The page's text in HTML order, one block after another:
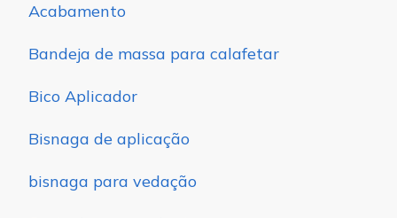
Acabamento
Bandeja de massa para calafetar
Bico Aplicador
Bisnaga de aplicação
bisnaga para vedação